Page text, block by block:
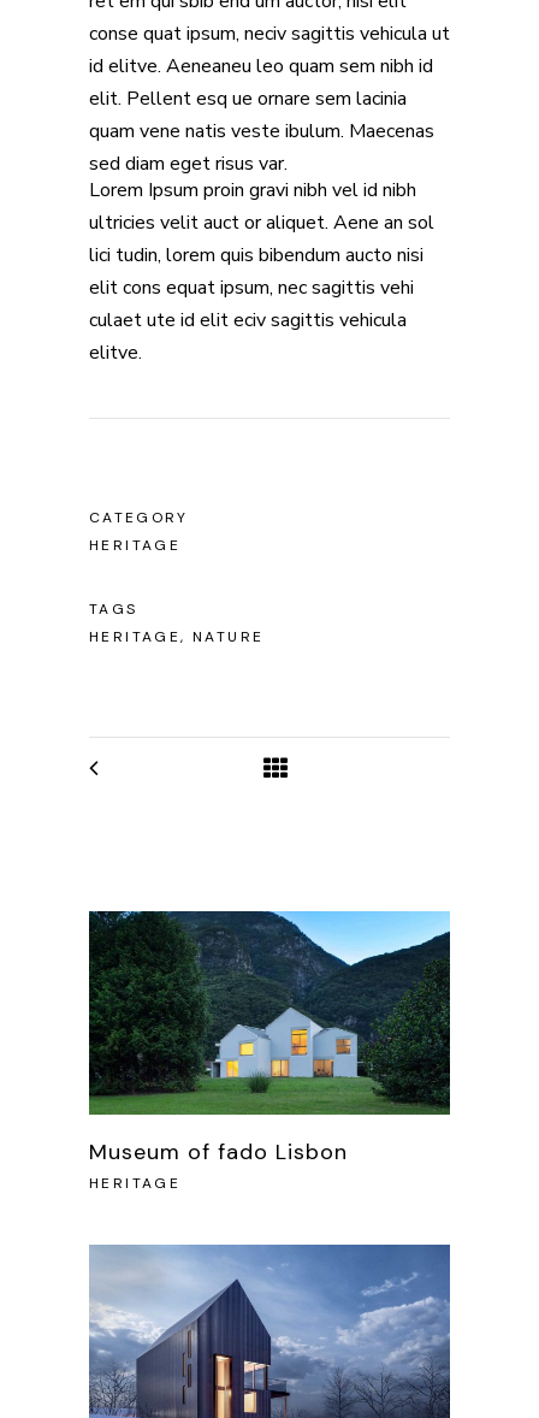
conse quat ipsum, neciv sagittis vehicula ut
id elitve. Aeneaneu leo quam sem nibh id
elit. Pellent esq ue ornare sem lacinia
quam vene natis veste ibulum. Maecenas
sed diam eget risus var.
Lorem Ipsum proin gravi nibh vel id nibh
ultricies velit auct or aliquet. Aene an sol
lici tudin, lorem quis bibendum aucto nisi
elit cons equat ipsum, nec sagittis vehi
culaet ute id elit eciv sagittis vehicula
elitve.
CATEGORY
HERITAGE
TAGS
HERITAGE, NATURE
Museum of fado Lisbon
HERITAGE